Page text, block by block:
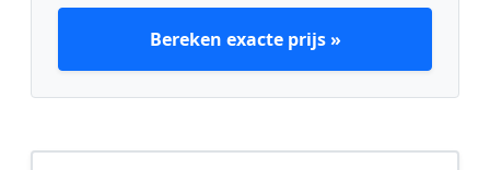
Bereken exacte prijs »